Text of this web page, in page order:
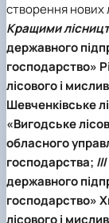
створення нових
Кращими
державного
господарство»
лісового і
Шевченківське
«Вигодське
обласного
господарства;
державного
господарство»
лісового і